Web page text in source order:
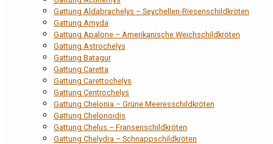
Gattung Aldabrachelys – Seychellen-Riesenschildkröten
Gattung Amyda
Gattung Apalone – Amerikanische Weichschildkröten
Gattung Astrochelys
Gattung Batagur
Gattung Caretta
Gattung Carettochelys
Gattung Centrochelys
Gattung Chelonia – Grüne Meeresschildkröten
Gattung Chelonoidis
Gattung Chelus – Fransenschildkröten
Gattung Chelydra – Schnappschildkröten